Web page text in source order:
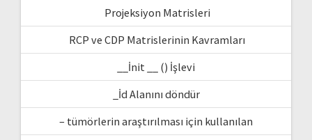
Projeksiyon Matrisleri
RCP ve CDP Matrislerinin Kavramları
__İnit __ () İşlevi
_İd Alanını döndür
– tümörlerin araştırılması için kullanılan